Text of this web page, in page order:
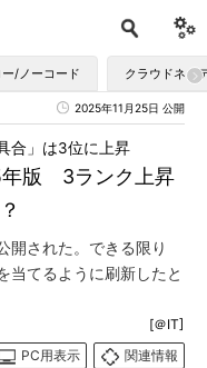
ー/ノーコード クラウドネイ
2025年11月25日 公開
年版 3ランク上昇
合」は3位に上昇
開された。できる限り
当てるように刷新したと
[＠IT]
PC用表示
関連情報